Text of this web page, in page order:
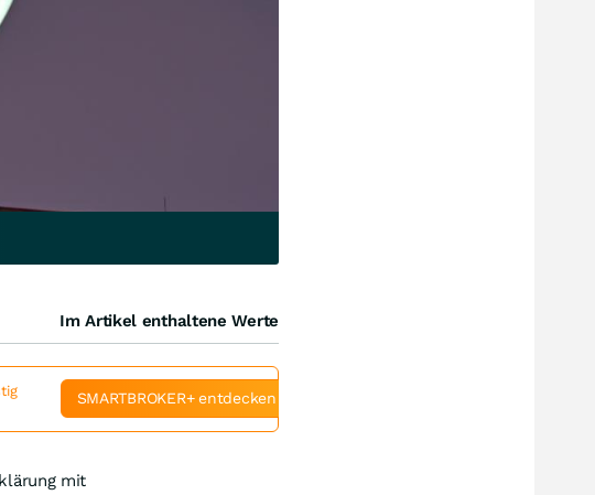
mit
Im Artikel enthaltene Werte
SMARTBROKER+ entdecken